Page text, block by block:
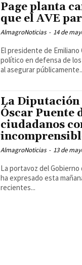
Page planta
que el AVE
AlmagroNoticias - 14 de
El presidente de
político en defensa de
al asegurar
La Diputación
Óscar Puente
ciudadanos
AlmagroNoticias - 13 de
La portavoz del Gobierno
ha expresado esta
recientes...